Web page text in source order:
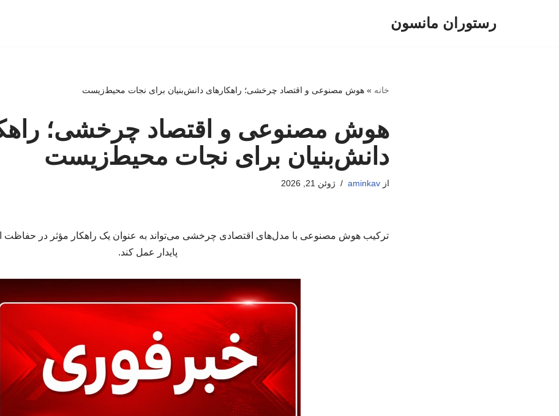
رستوران مانسون
خانه »هوش مصنوعی و اقتصاد چرخشی؛ راهکارهای دانش‌بنیان برای نجات محیط‌زیست
هوش مصنوعی و اقتصاد چرخشی؛
دانش‌بنیان برای نجات محیط‌زیست
ازaminkav ژوئن 21, 2026
ترکیب هوش مصنوعی با مدل‌های اقتصادی چرخشی می‌تواند به عنوان یک راهکار مؤثر در
پایدار عمل کند.